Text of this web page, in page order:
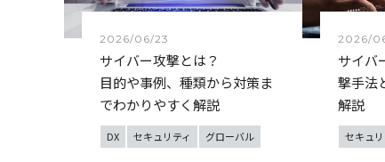
2026/06/23
サイバー攻撃とは？
目的や事例、種類から対策ま
でわかりやすく解説
DX セキュリティ グローバル
2026/
サイバ
撃手法
解説
セキュリ